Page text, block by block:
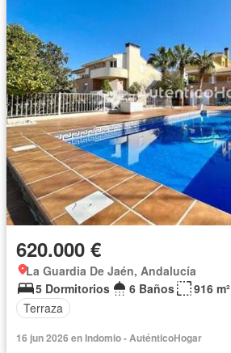
620.000 €
La Guardia De Jaén, Andalucía
5 Dormitorios
6 Baños
916 m²
Terraza
16 jun 2026 en Indomio - AuténticoHogar